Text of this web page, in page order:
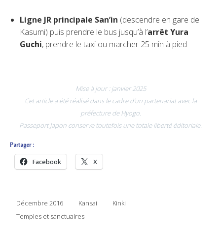
Ligne JR principale San’in (descendre en gare de
Kasumi) puis prendre le bus jusqu’à l’arrêt Yura
Guchi, prendre le taxi ou marcher 25 min à pied
Mise à jour : janvier 2025
Cet article a été réalisé dans le cadre d’un partenariat avec la
préfecture de Hyogo.
Passeport Japon conserve toutefois une totale liberté éditoriale.
Partager :
Facebook X
Décembre 2016 Kansai
Kinki
Temples et sanctuaires